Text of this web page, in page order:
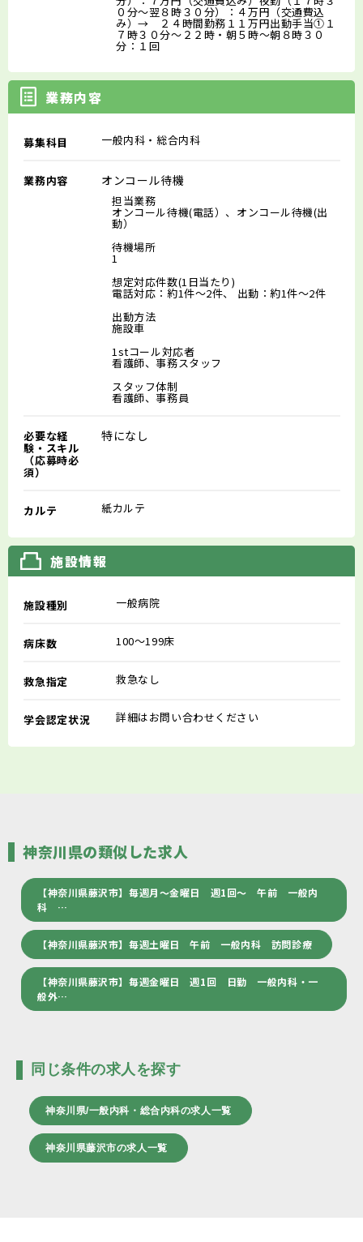
０分～翌８時３０分）：４万円（交通費込
み）→ ２４時間勤務１１万円出動手当①１
７時３０分～２２時・朝５時～朝８時３０
分：１回
業務内容
募集科目 一般内科・総合内科
業務内容 オンコール待機
担当業務
オンコール待機(電話）、オンコール待機(出
動）
待機場所
1
想定対応件数(1日当たり)
電話対応：約1件～2件、 出動：約1件～2件
出動方法
施設車
1stコール対応者
看護師、事務スタッフ
スタッフ体制
看護師、事務員
必要な経
験・スキル
（応募時必
須）
特になし
カルテ 紙カルテ
施設情報
施設種別 一般病院
病床数 100～199床
救急指定 救急なし
学会認定状況 詳細はお問い合わせください
神奈川県の類似した求人
【神奈川県藤沢市】毎週月～金曜日 週1回～ 午前 一般内
科 …
【神奈川県藤沢市】毎週土曜日 午前 一般内科 訪問診療
【神奈川県藤沢市】毎週金曜日 週1回 日勤 一般内科・一
般外…
同じ条件の求人を探す
神奈川県/一般内科・総合内科の求人一覧
神奈川県藤沢市の求人一覧